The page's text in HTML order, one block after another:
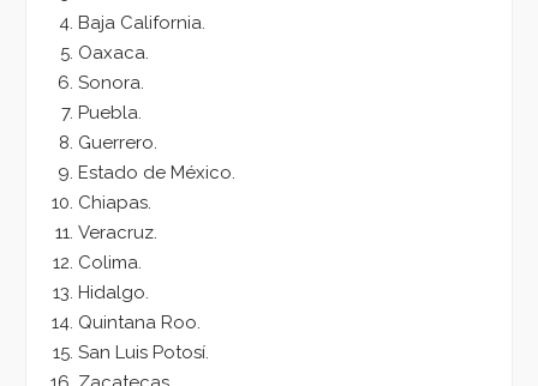
Baja California.
Oaxaca.
Sonora.
Puebla.
Guerrero.
Estado de México.
Chiapas.
Veracruz.
Colima.
Hidalgo.
Quintana Roo.
San Luis Potosí.